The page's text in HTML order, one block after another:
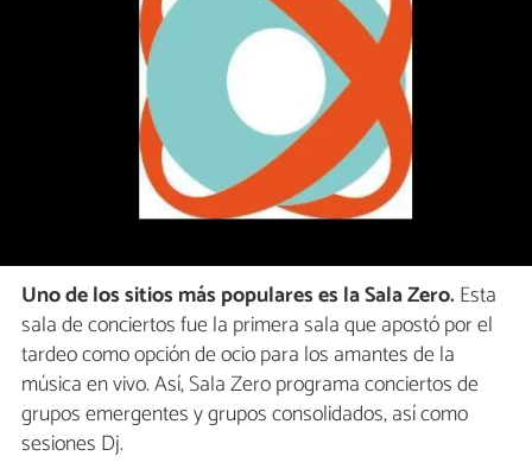
Uno de los sitios más populares es la Sala Zero.Esta
sala de conciertos fue la primera sala que apostó por el
tardeo como opción de ocio para los amantes de la
música en vivo. Así, Sala Zero programa conciertos de
grupos emergentes y grupos consolidados, así como
sesiones Dj.